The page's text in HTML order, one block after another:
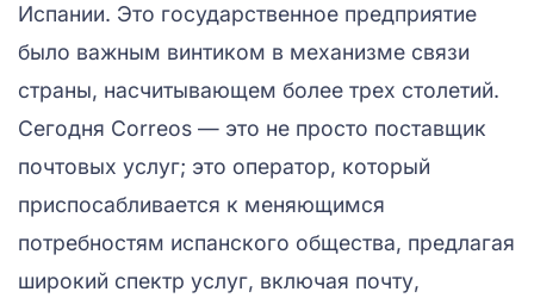
Испании. Это государственное предприятие
было важным винтиком в механизме связи
страны, насчитывающем более трех столетий.
Сегодня Correos — это не просто поставщик
почтовых услуг; это оператор, который
приспосабливается к меняющимся
потребностям испанского общества, предлагая
широкий спектр услуг, включая почту,